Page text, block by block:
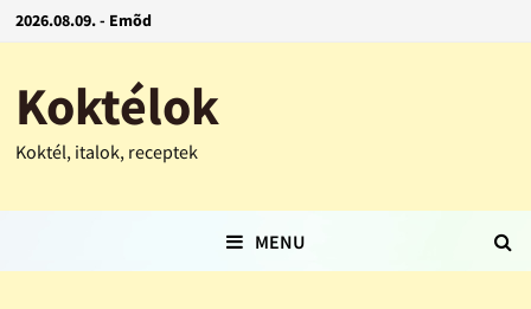
2026.08.09. - Emõd
Koktélok
Koktél, italok, receptek
MENU